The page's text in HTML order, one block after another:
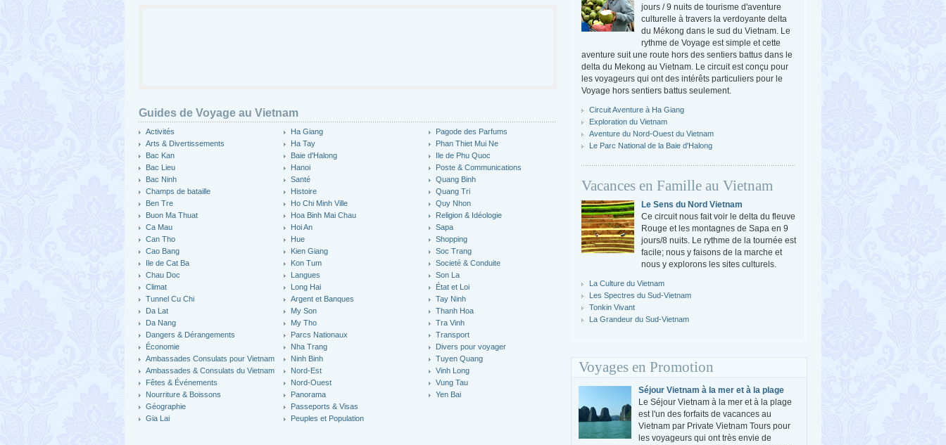
Guides de Voyage au Vietnam
Activités
Arts & Divertissements
Bac Kan
Bac Lieu
Bac Ninh
Champs de bataille
Ben Tre
Buon Ma Thuat
Ca Mau
Can Tho
Cao Bang
Ile de Cat Ba
Chau Doc
Climat
Tunnel Cu Chi
Da Lat
Da Nang
Dangers & Dérangements
Économie
Ambassades Consulats pour Vietnam
Ambassades & Consulats du Vietnam
Fêtes & Événements
Nourriture & Boissons
Géographie
Gia Lai
Ha Giang
Ha Tay
Baie d'Halong
Hanoi
Santé
Histoire
Ho Chi Minh Ville
Hoa Binh Mai Chau
Hoi An
Hue
Kien Giang
Kon Tum
Langues
Long Hai
Argent et Banques
My Son
My Tho
Parcs Nationaux
Nha Trang
Ninh Binh
Nord-Est
Nord-Ouest
Panorama
Passeports & Visas
Peuples et Population
Pagode des Parfums
Phan Thiet Mui Ne
Ile de Phu Quoc
Poste & Communications
Quang Binh
Quang Tri
Quy Nhon
Religion & Idéologie
Sapa
Shopping
Soc Trang
Societé & Conduite
Son La
État et Loi
Tay Ninh
Thanh Hoa
Tra Vinh
Transport
Divers pour voyager
Tuyen Quang
Vinh Long
Vung Tau
Yen Bai
jours / 9 nuits de tourisme d'aventure
culturelle à travers la verdoyante delta
du Mékong dans le sud du Vietnam. Le
rythme de Voyage est simple et cette
aventure suit une route hors des sentiers battus dans le
delta du Mekong au Vietnam. Le circuit est conçu pour
les voyageurs qui ont des intérêts particuliers pour le
Voyage hors sentiers battus seulement.
Circuit Aventure à Ha Giang
Exploration du Vietnam
Aventure du Nord-Ouest du Vietnam
Le Parc National de la Baie d'Halong
Vacances en Famille au Vietnam
Le Sens du Nord Vietnam
Ce circuit nous fait voir le delta du fleuve
Rouge et les montagnes de Sapa en 9
jours/8 nuits. Le rythme de la tournée est
facile; nous y faisons de la marche et
nous y explorons les sites culturels.
La Culture du Vietnam
Les Spectres du Sud-Vietnam
Tonkin Vivant
La Grandeur du Sud-Vietnam
Voyages en Promotion
Séjour Vietnam à la mer et à la plage
Le Séjour Vietnam à la mer et à la plage
est l'un des forfaits de vacances au
Vietnam par Private Vietnam Tours pour
les voyageurs qui ont très envie de